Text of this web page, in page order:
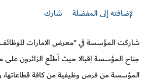
لإضافته إلى المفضلة
شارك
شاركت المؤسسة في "معرض الامارات
جناح المؤسسة إقبالا حيث أطلّع الزائرون على
المؤسسة من فرص وظيفية من كافة قطاعاتها،